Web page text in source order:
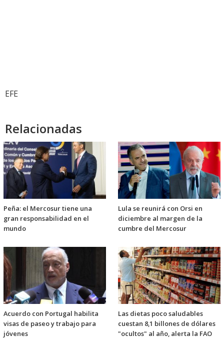
EFE
Relacionadas
Peña: el Mercosur tiene una
gran responsabilidad en el
mundo
Lula se reunirá con Orsi en
diciembre al margen de la
cumbre del Mercosur
Acuerdo con Portugal habilita
visas de paseo y trabajo para
jóvenes
Las dietas poco saludables
cuestan 8,1 billones de dólares
"ocultos" al año, alerta la FAO